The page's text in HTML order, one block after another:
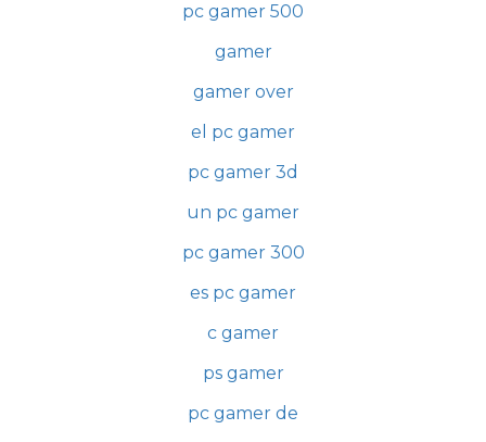
pc gamer 500
gamer
gamer over
el pc gamer
pc gamer 3d
un pc gamer
pc gamer 300
es pc gamer
c gamer
ps gamer
pc gamer de